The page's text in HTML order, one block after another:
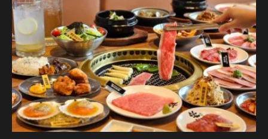
同品項享「買10送1」優惠外，企業團購最高可享82折優惠，
預期將成為今年企業贈禮與中秋送禮市場的新焦點。
ButterSays三大法式精品特色 打造中秋送禮新風格
ButterSays認為，精品甜點的價值，不…